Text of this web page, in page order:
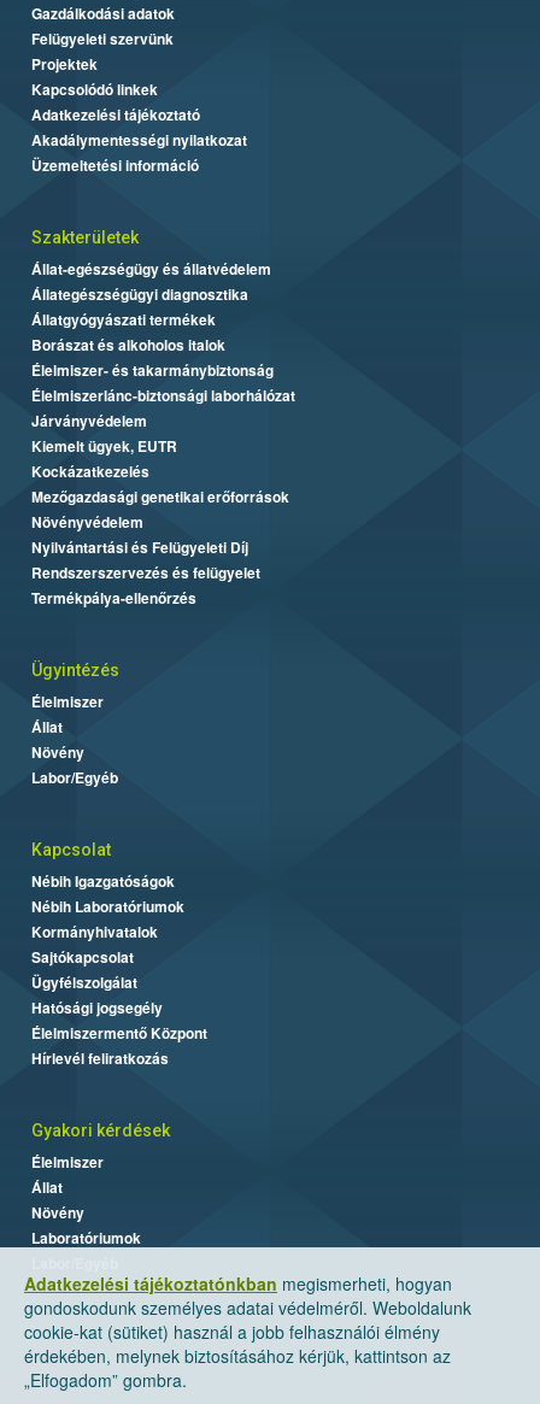
Adatkezelési tájékoztatónkban megismerheti, hogyan
gondoskodunk személyes adatai védelméről. Weboldalunk
cookie-kat (sütiket) használ a jobb felhasználói élmény
érdekében, melynek biztosításához kérjük, kattintson az
„Elfogadom” gombra.
Gazdálkodási adatok
Felügyeleti szervünk
Projektek
Kapcsolódó linkek
Adatkezelési tájékoztató
Akadálymentességi nyilatkozat
Üzemeltetési információ
Szakterületek
Állat-egészségügy és állatvédelem
Állategészségügyi diagnosztika
Állatgyógyászati termékek
Borászat és alkoholos italok
Élelmiszer- és takarmánybiztonság
Élelmiszerlánc-biztonsági laborhálózat
Járványvédelem
Kiemelt ügyek, EUTR
Kockázatkezelés
Mezőgazdasági genetikai erőforrások
Növényvédelem
Nyilvántartási és Felügyeleti Díj
Rendszerszervezés és felügyelet
Termékpálya-ellenőrzés
Ügyintézés
Élelmiszer
Állat
Növény
Labor/Egyéb
Kapcsolat
Nébih Igazgatóságok
Nébih Laboratóriumok
Kormányhivatalok
Sajtókapcsolat
Ügyfélszolgálat
Hatósági jogsegély
Élelmiszermentő Központ
Hírlevél feliratkozás
Gyakori kérdések
Élelmiszer
Állat
Növény
Laboratóriumok